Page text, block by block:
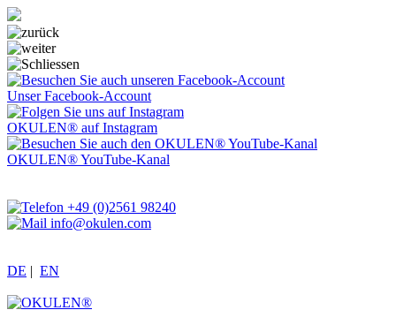
Unser Facebook-Account
OKULEN® auf Instagram
OKULEN® YouTube-Kanal
+49 (0)2561 98240
info@okulen.com
DE | EN